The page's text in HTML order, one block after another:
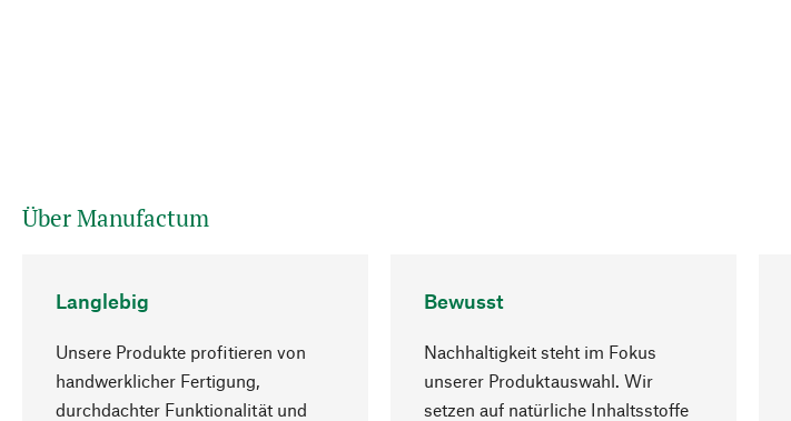
Über Manufactum
Langlebig
Unsere Produkte profitieren von
handwerklicher Fertigung,
durchdachter Funktionalität und
Bewusst
Nachhaltigkeit steht im Fokus
unserer Produktauswahl. Wir
setzen auf natürliche Inhaltsstoffe